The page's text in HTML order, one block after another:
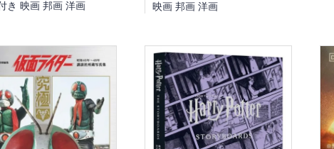
き 映画 邦画 洋画
映画 邦画 洋画